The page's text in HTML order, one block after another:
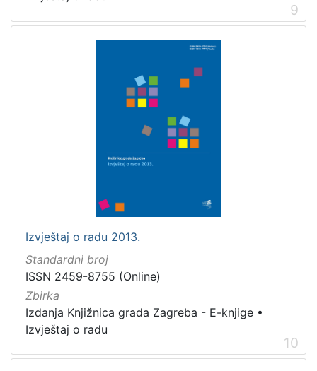
9
Izvještaj o radu 2013.
Standardni broj
ISSN 2459-8755 (Online)
Zbirka
Izdanja Knjižnica grada Zagreba - E-knjige •
Izvještaj o radu
10